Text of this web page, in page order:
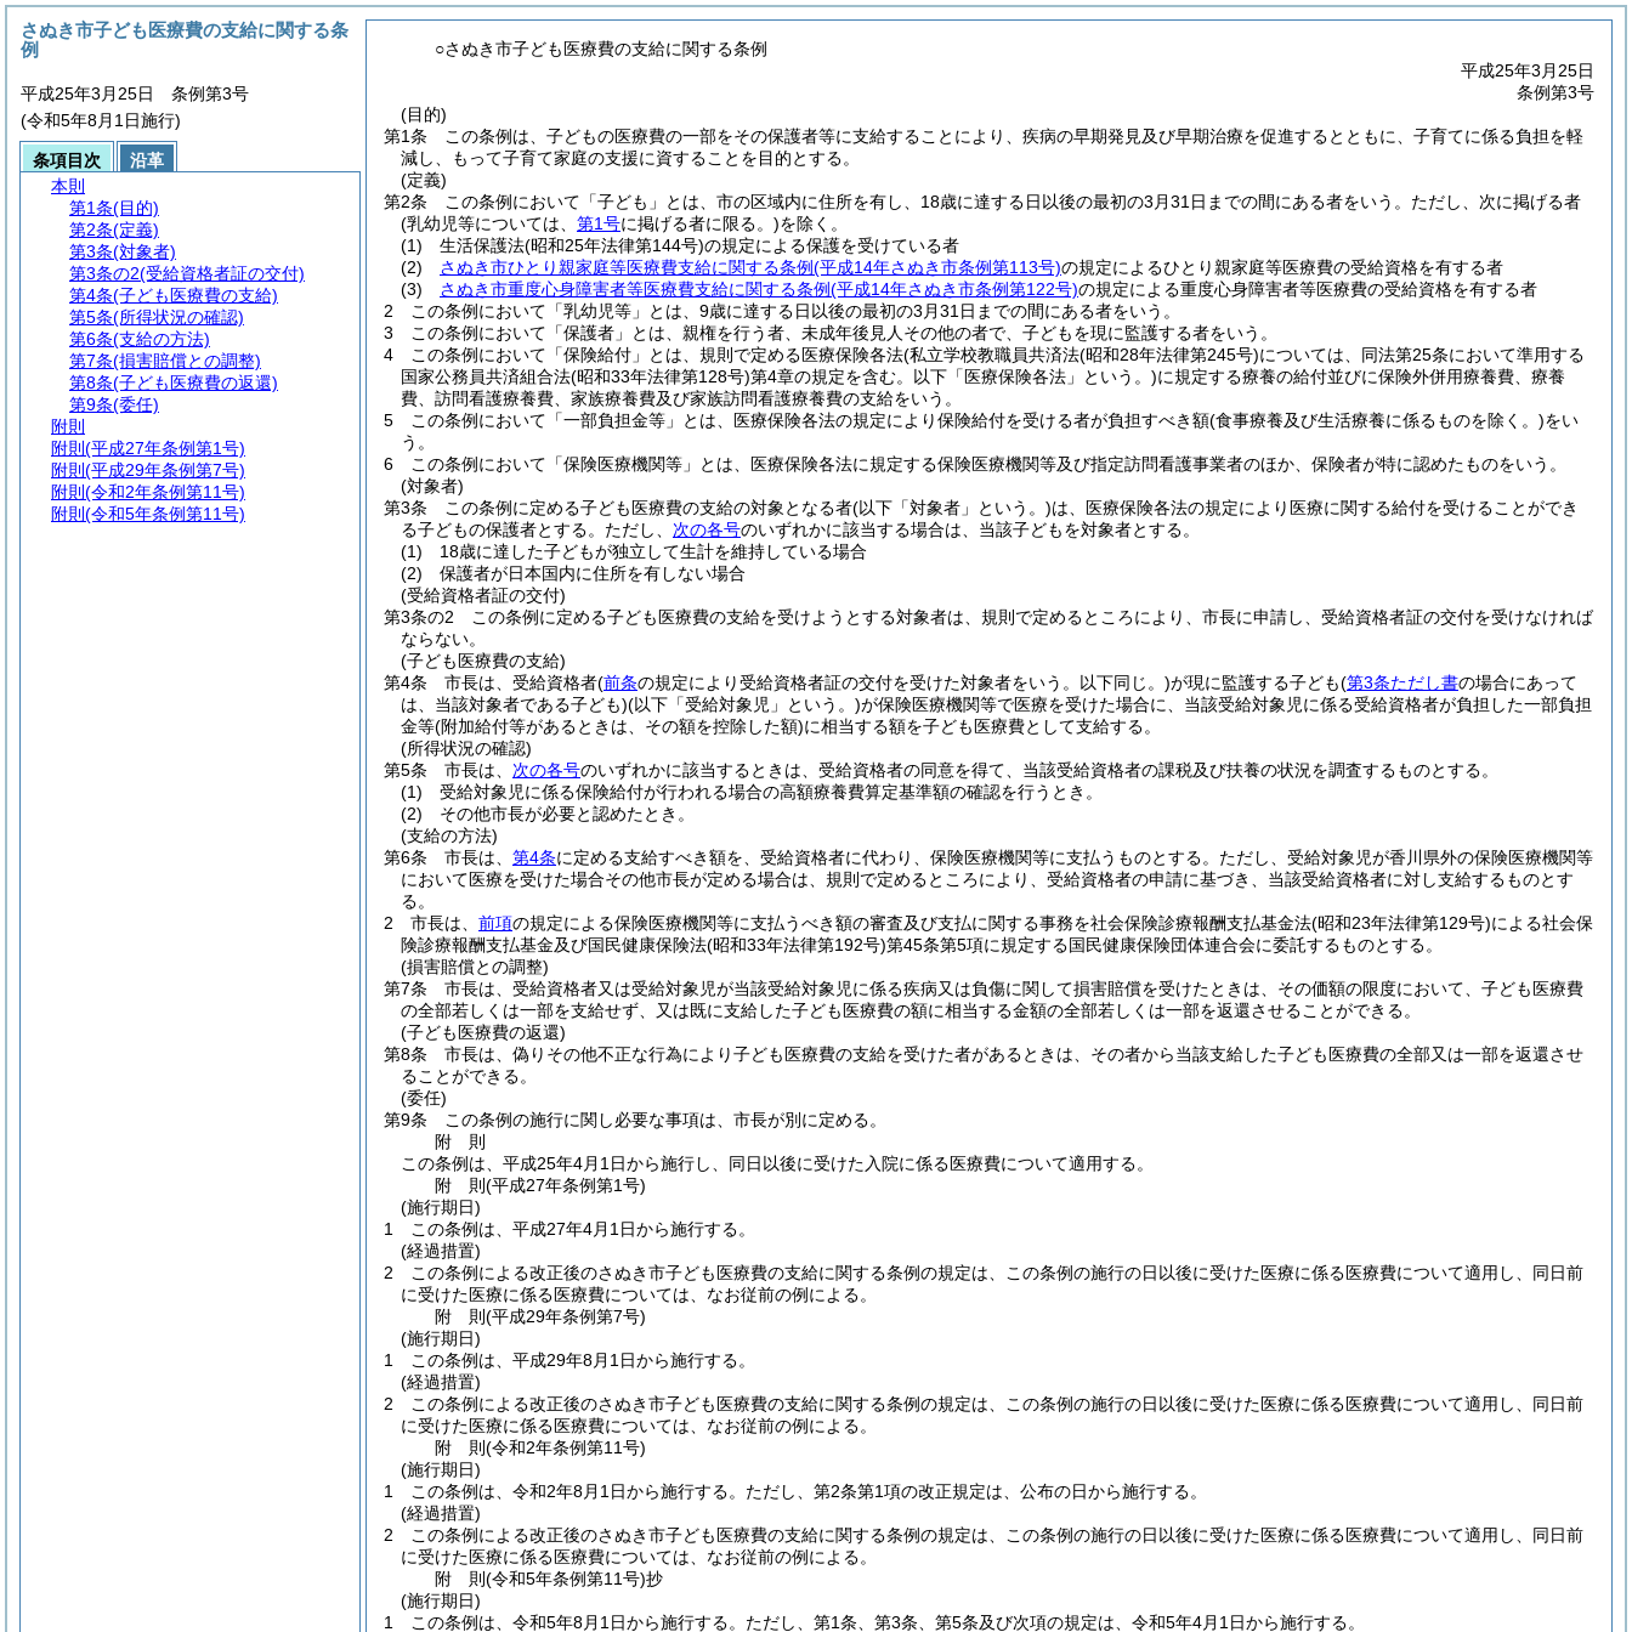
○さぬき市子ども医療費の支給に関する条例
平成25年3月25日
条例第3号
(目的)
第1条
この条例は、子どもの医療費の一部をその保護者等に支給することにより、疾病の早期発見及び早期治療を促進するとともに、子育てに係る負担を軽
減し、もって子育て家庭の支援に資することを目的とする。
(定義)
第2条
この条例において「子ども」とは、市の区域内に住所を有し、18歳に達する日以後の最初の3月31日までの間にある者をいう。 ただし、次に掲げる者
(乳幼児等については、 第1号に掲げる者に限る。)を除く。
(1)
生活保護法(昭和25年法律第144号)の規定による保護を受けている者
(2)
さぬき市ひとり親家庭等医療費支給に関する条例(平成14年さぬき市条例第113号)の規定によるひとり親家庭等医療費の受給資格を有する者
(3)
さぬき市重度心身障害者等医療費支給に関する条例(平成14年さぬき市条例第122号)の規定による重度心身障害者等医療費の受給資格を有する者
2
この条例において「乳幼児等」とは、9歳に達する日以後の最初の3月31日までの間にある者をいう。
3
この条例において「保護者」とは、親権を行う者、未成年後見人その他の者で、子どもを現に監護する者をいう。
4
この条例において「保険給付」とは、規則で定める医療保険各法(私立学校教職員共済法(昭和28年法律第245号)については、同法第25条において準用する
国家公務員共済組合法(昭和33年法律第128号)第4章の規定を含む。以下「医療保険各法」という。)に規定する療養の給付並びに保険外併用療養費、療養
費、訪問看護療養費、家族療養費及び家族訪問看護療養費の支給をいう。
5
この条例において「一部負担金等」とは、医療保険各法の規定により保険給付を受ける者が負担すべき額(食事療養及び生活療養に係るものを除く。)をい
う。
6
この条例において「保険医療機関等」とは、医療保険各法に規定する保険医療機関等及び指定訪問看護事業者のほか、保険者が特に認めたものをいう。
(対象者)
第3条
この条例に定める子ども医療費の支給の対象となる者(以下「対象者」という。)は、医療保険各法の規定により医療に関する給付を受けることができ
る子どもの保護者とする。 ただし、 次の各号のいずれかに該当する場合は、当該子どもを対象者とする。
(1)
18歳に達した子どもが独立して生計を維持している場合
(2)
保護者が日本国内に住所を有しない場合
(受給資格者証の交付)
第3条の2
この条例に定める子ども医療費の支給を受けようとする対象者は、規則で定めるところにより、市長に申請し、受給資格者証の交付を受けなければ
ならない。
(子ども医療費の支給)
第4条
市長は、受給資格者(前条の規定により受給資格者証の交付を受けた対象者をいう。以下同じ。)が現に監護する子ども(第3条ただし書の場合にあって
は、当該対象者である子ども)(以下「受給対象児」という。)が保険医療機関等で医療を受けた場合に、当該受給対象児に係る受給資格者が負担した一部負担
金等(附加給付等があるときは、その額を控除した額)に相当する額を子ども医療費として支給する。
(所得状況の確認)
第5条
市長は、 次の各号のいずれかに該当するときは、受給資格者の同意を得て、当該受給資格者の課税及び扶養の状況を調査するものとする。
(1)
受給対象児に係る保険給付が行われる場合の高額療養費算定基準額の確認を行うとき。
(2)
その他市長が必要と認めたとき。
(支給の方法)
第6条
市長は、 第4条に定める支給すべき額を、受給資格者に代わり、保険医療機関等に支払うものとする。 ただし、受給対象児が香川県外の保険医療機関等
において医療を受けた場合その他市長が定める場合は、規則で定めるところにより、受給資格者の申請に基づき、当該受給資格者に対し支給するものとす
る。
2
市長は、 前項の規定による保険医療機関等に支払うべき額の審査及び支払に関する事務を社会保険診療報酬支払基金法(昭和23年法律第129号)による社会保
険診療報酬支払基金及び国民健康保険法(昭和33年法律第192号)第45条第5項に規定する国民健康保険団体連合会に委託するものとする。
(損害賠償との調整)
第7条
市長は、受給資格者又は受給対象児が当該受給対象児に係る疾病又は負傷に関して損害賠償を受けたときは、その価額の限度において、子ども医療費
の全部若しくは一部を支給せず、又は既に支給した子ども医療費の額に相当する金額の全部若しくは一部を返還させることができる。
(子ども医療費の返還)
第8条
市長は、偽りその他不正な行為により子ども医療費の支給を受けた者があるときは、その者から当該支給した子ども医療費の全部又は一部を返還させ
ることができる。
(委任)
第9条
この条例の施行に関し必要な事項は、市長が別に定める。
附 則
この条例は、平成25年4月1日から施行し、同日以後に受けた入院に係る医療費について適用する。
附 則(平成27年条例第1号)
(施行期日)
1
この条例は、平成27年4月1日から施行する。
(経過措置)
2
この条例による改正後のさぬき市子ども医療費の支給に関する条例の規定は、この条例の施行の日以後に受けた医療に係る医療費について適用し、同日前
に受けた医療に係る医療費については、なお従前の例による。
附 則(平成29年条例第7号)
(施行期日)
1
この条例は、平成29年8月1日から施行する。
(経過措置)
2
この条例による改正後のさぬき市子ども医療費の支給に関する条例の規定は、この条例の施行の日以後に受けた医療に係る医療費について適用し、同日前
に受けた医療に係る医療費については、なお従前の例による。
附 則(令和2年条例第11号)
(施行期日)
1
この条例は、令和2年8月1日から施行する。 ただし、第2条第1項の改正規定は、公布の日から施行する。
(経過措置)
2
この条例による改正後のさぬき市子ども医療費の支給に関する条例の規定は、この条例の施行の日以後に受けた医療に係る医療費について適用し、同日前
に受けた医療に係る医療費については、なお従前の例による。
附 則(令和5年条例第11号)抄
(施行期日)
1
この条例は、令和5年8月1日から施行する。 ただし、第1条、第3条、第5条及び次項の規定は、令和5年4月1日から施行する。
さぬき市子ども医療費の支給に関する条
例
平成25年3月25日 条例第3号
(令和5年8月1日施行)
条項目次
沿革
本則
第1条(目的)
第2条(定義)
第3条(対象者)
第3条の2(受給資格者証の交付)
第4条(子ども医療費の支給)
第5条(所得状況の確認)
第6条(支給の方法)
第7条(損害賠償との調整)
第8条(子ども医療費の返還)
第9条(委任)
附則
附則 (平成27年条例第1号)
附則 (平成29年条例第7号)
附則 (令和2年条例第11号)
附則 (令和5年条例第11号)